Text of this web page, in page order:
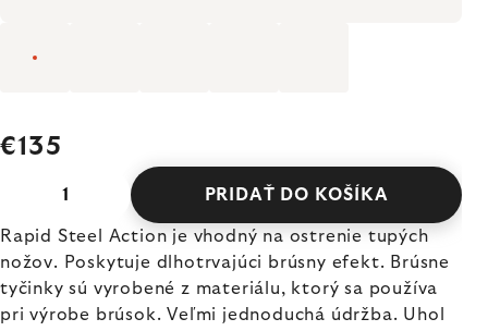
€135
PRIDAŤ DO KOŠÍKA
Rapid Steel Action je vhodný na ostrenie tupých
nožov. Poskytuje dlhotrvajúci brúsny efekt. Brúsne
tyčinky sú vyrobené z materiálu, ktorý sa používa
pri výrobe brúsok. Veľmi jednoduchá údržba. Uhol